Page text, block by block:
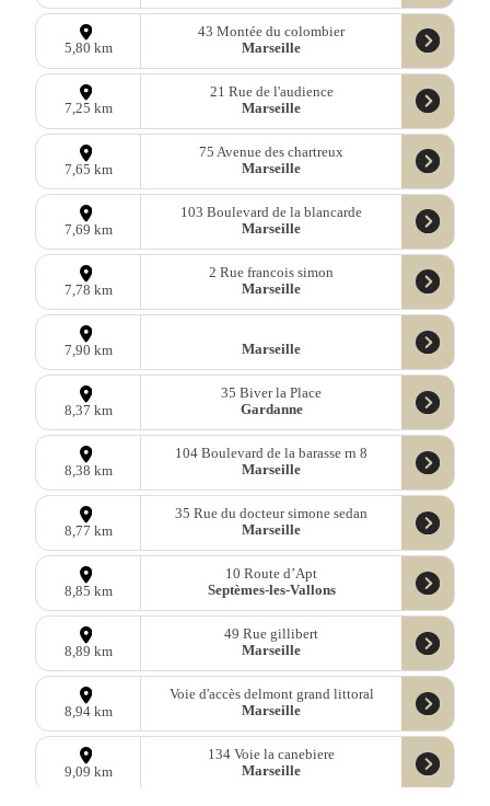
5,80 km
43 Montée du colombier
Marseille
7,25 km
21 Rue de l'audience
Marseille
7,65 km
75 Avenue des chartreux
Marseille
7,69 km
103 Boulevard de la blancarde
Marseille
7,78 km
2 Rue francois simon
Marseille
7,90 km Marseille
8,37 km
35 Biver la Place
Gardanne
8,38 km
104 Boulevard de la barasse rn 8
Marseille
8,77 km
35 Rue du docteur simone sedan
Marseille
8,85 km
10 Route d’Apt
Septèmes-les-Vallons
8,89 km
49 Rue gillibert
Marseille
8,94 km
Voie d'accès delmont grand littoral
Marseille
9,09 km
134 Voie la canebiere
Marseille